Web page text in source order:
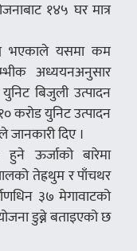
१४५ घर मात्र
भएकाले यसमा कम
अध्ययनअनुसार
बिजुली उत्पादन
करोड युनिट उत्पादन
दिए ।
ऊर्जाको बारेमा
तेह्रथुम र पाँचथर
३७ मेगावाटको
डुब्ने बताइएको छ